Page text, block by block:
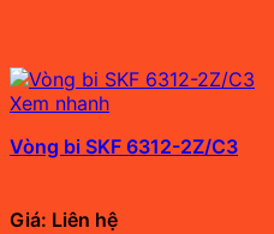
Xem nhanh
Vòng bi SKF 6312-2Z/C3
Giá: Liên hệ